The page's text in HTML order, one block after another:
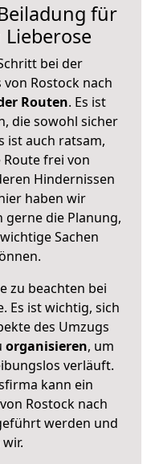
für
bei der
Rostock nach
Routen. Es ist
die sowohl sicher
ist auch ratsam,
frei von
Hindernissen
haben wir
gerne die Planung,
Sachen
zu beachten bei
Es ist wichtig, sich
des Umzugs
organisieren, um
verläuft.
kann ein
Rostock nach
werden und